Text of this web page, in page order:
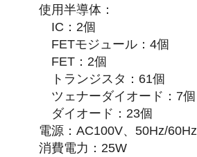
使用半導体：
IC：2個
FETモジュール：4個
FET：2個
トランジスタ：61個
ツェナーダイオード：7個
ダイオード：23個
電源：AC100V、50Hz/60Hz
消費電力：25W